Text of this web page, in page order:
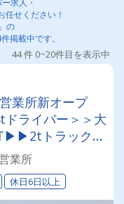
求人・
任せください！
の
掲載中です。
44 件 0~20件目を表示中
業所新オープ
ドライバー＞＞大
トラックや
あり！ ⏩【選
できる！ ⏩物
！
業所
休日6日以上